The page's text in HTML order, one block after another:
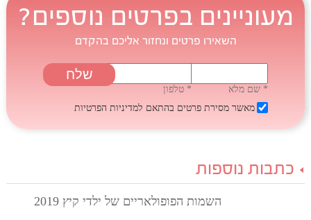
מעוניינים בפרטים נוספים?
השאירו פרטים ונחזור אליכם בהקדם
* שם מלא
* טלפון
מאשר מסירת פרטים בהתאם למדיניות הפרטיות
כתבות נוספות
השמות הפופולאריים של ילדי קיץ 2019